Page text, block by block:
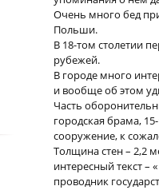
Очень много бед
Польши.
В 18-том столетии
рубежей.
В городе много
и вообще об этом
Часть
городская брама,
сооружение, к
Толщина стен – 2,2
интересный текст
проводник